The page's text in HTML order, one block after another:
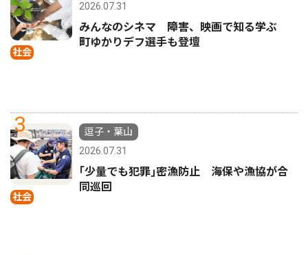
社会
2026.07.31
みんなのシネマ 障害、映画で知る学ぶ
町ゆかりデフ選手も登壇
3
社会
逗子・葉山
2026.07.31
｢少量でも犯罪｣密漁防止 海保や漁協が合
同巡回